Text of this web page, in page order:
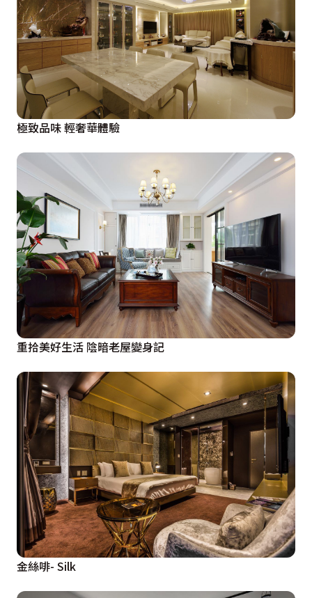
極致品味 輕奢華體驗
重拾美好生活 陰暗老屋變身記
金絲啡- Silk